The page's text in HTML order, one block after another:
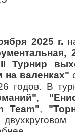
2025 г.
Турнир
на валенках"
годов. В
,
Team",